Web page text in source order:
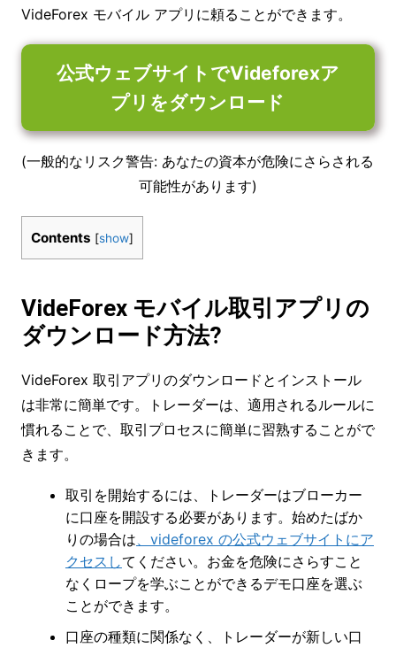
VideForex モバイル アプリに頼ることができます。
公式ウェブサイトでVideforexア
プリをダウンロード
(一般的なリスク警告: あなたの資本が危険にさらされる
可能性があります)
Contents [show]
VideForex モバイル取引アプリの
ダウンロード方法?
VideForex 取引アプリのダウンロードとインストール
は非常に簡単です。トレーダーは、適用されるルールに
慣れることで、取引プロセスに簡単に習熟することがで
きます。
取引を開始するには、トレーダーはブローカー
に口座を開設する必要があります。始めたばか
りの場合は 、videforex の公式ウェブサイトにア
クセスしてください。お金を危険にさらすこと
なくロープを学ぶことができるデモ口座を選ぶ
ことができます。
口座の種類に関係なく、トレーダーが新しい口